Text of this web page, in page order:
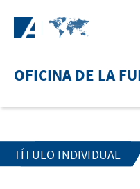
OFICINA DE LA
TÍTULO INDIVIDUAL